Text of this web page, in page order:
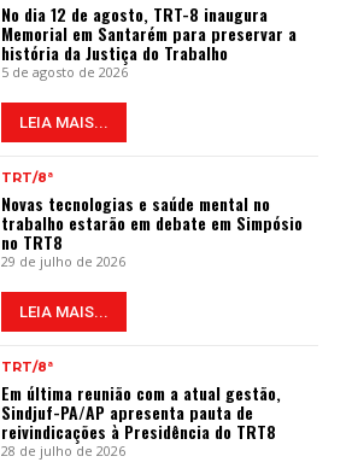
No dia 12 de agosto, TRT-8 inaugura
Memorial em Santarém para preservar a
história da Justiça do Trabalho
5 de agosto de 2026
LEIA MAIS...
TRT/8ª
Novas tecnologias e saúde mental no
trabalho estarão em debate em Simpósio
no TRT8
29 de julho de 2026
LEIA MAIS...
TRT/8ª
Em última reunião com a atual gestão,
Sindjuf-PA/AP apresenta pauta de
reivindicações à Presidência do TRT8
28 de julho de 2026